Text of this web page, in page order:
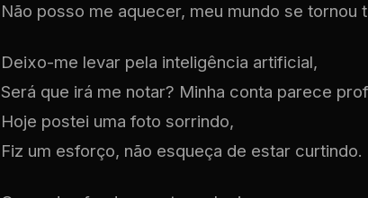
Não posso me aquecer, meu mundo se tornou
Deixo-me levar pela inteligência artificial,
Será que irá me notar? Minha conta parece
Hoje postei uma foto sorrindo,
Fiz um esforço, não esqueça de estar curtindo.